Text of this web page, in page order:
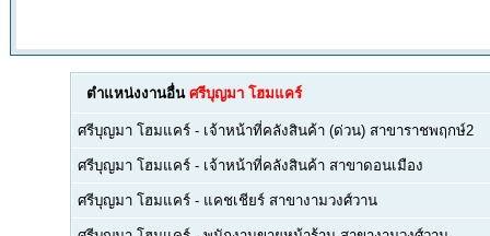
ตำแหน่งงานอื่น ศรีบุญมา โฮมแคร์
ศรีบุญมา โฮมแคร์ - เจ้าหน้าที่คลังสินค้า (ด่วน) สาขาราชพฤกษ์2
ศรีบุญมา โฮมแคร์ - เจ้าหน้าที่คลังสินค้า สาขาดอนเมือง
ศรีบุญมา โฮมแคร์ - แคชเชียร์ สาขางามวงศ์วาน